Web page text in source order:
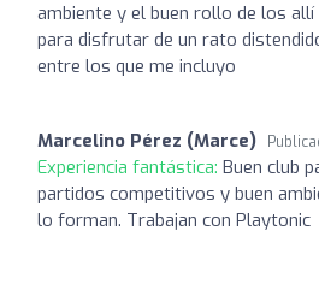
ambiente y el buen rollo de los
para disfrutar de un rato
entre los que me incluyo
Marcelino Pérez (Marce)
Experiencia fantástica: Buen club
partidos competitivos y buen
lo forman. Trabajan con Playtonic